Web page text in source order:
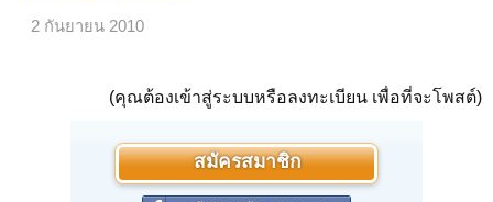
2 กันยายน 2010
(คุณต้องเข้าสู่ระบบหรือลงทะเบียน เพื่อที่จะโพสต์)
สมัครสมาชิก